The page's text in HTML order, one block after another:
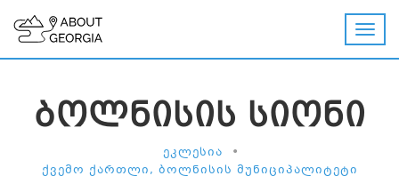
ᲑᲝᲚᲜᲘᲡᲘᲡ ᲡᲘᲝᲜᲘ
ᲔᲙᲚᲔᲡᲘᲐ •
ᲥᲕᲔᲛᲝ ᲥᲐᲠᲗᲚᲘ, ᲑᲝᲚᲜᲘᲡᲘᲡ ᲛᲣᲜᲘᲪᲘᲞᲐᲚᲘᲢᲔᲢᲘ